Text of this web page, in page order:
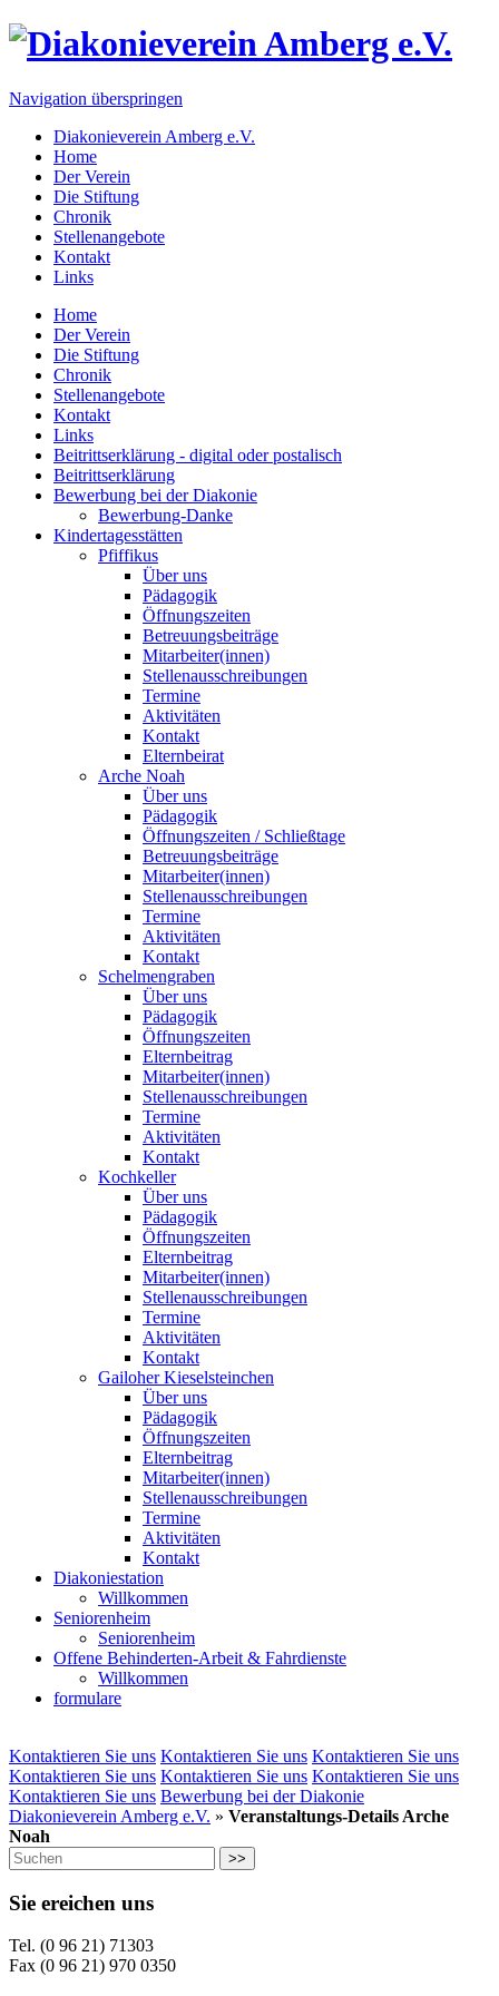
Navigation überspringen
Diakonieverein Amberg e.V.
Home
Der Verein
Die Stiftung
Chronik
Stellenangebote
Kontakt
Links
Home
Der Verein
Die Stiftung
Chronik
Stellenangebote
Kontakt
Links
Beitrittserklärung - digital oder postalisch
Beitrittserklärung
Bewerbung bei der Diakonie
Bewerbung-Danke
Kindertagesstätten
Pfiffikus
Über uns
Pädagogik
Öffnungszeiten
Betreuungsbeiträge
Mitarbeiter(innen)
Stellenausschreibungen
Termine
Aktivitäten
Kontakt
Elternbeirat
Arche Noah
Über uns
Pädagogik
Öffnungszeiten / Schließtage
Betreuungsbeiträge
Mitarbeiter(innen)
Stellenausschreibungen
Termine
Aktivitäten
Kontakt
Schelmengraben
Über uns
Pädagogik
Öffnungszeiten
Elternbeitrag
Mitarbeiter(innen)
Stellenausschreibungen
Termine
Aktivitäten
Kontakt
Kochkeller
Über uns
Pädagogik
Öffnungszeiten
Elternbeitrag
Mitarbeiter(innen)
Stellenausschreibungen
Termine
Aktivitäten
Kontakt
Gailoher Kieselsteinchen
Über uns
Pädagogik
Öffnungszeiten
Elternbeitrag
Mitarbeiter(innen)
Stellenausschreibungen
Termine
Aktivitäten
Kontakt
Diakoniestation
Willkommen
Seniorenheim
Seniorenheim
Offene Behinderten-Arbeit & Fahrdienste
Willkommen
formulare
Kontaktieren Sie uns Kontaktieren Sie uns Kontaktieren Sie uns
Kontaktieren Sie uns Kontaktieren Sie uns Kontaktieren Sie uns
Kontaktieren Sie uns Bewerbung bei der Diakonie
Diakonieverein Amberg e.V. » Veranstaltungs-Details Arche
Noah
>>
Sie ereichen uns
Tel. (0 96 21) 71303
Fax (0 96 21) 970 0350